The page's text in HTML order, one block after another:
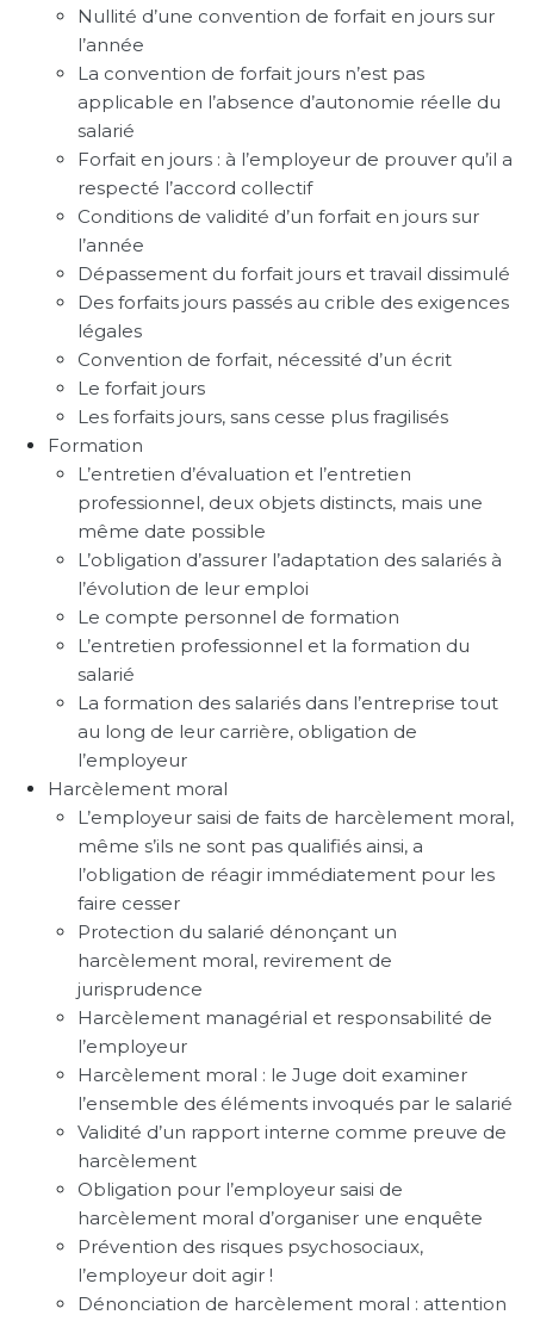
Nullité d’une convention de forfait en jours sur
l’année
La convention de forfait jours n’est pas
applicable en l’absence d’autonomie réelle du
salarié
Forfait en jours : à l’employeur de prouver qu’il a
respecté l’accord collectif
Conditions de validité d’un forfait en jours sur
l’année
Dépassement du forfait jours et travail dissimulé
Des forfaits jours passés au crible des exigences
légales
Convention de forfait, nécessité d’un écrit
Le forfait jours
Les forfaits jours, sans cesse plus fragilisés
Formation
L’entretien d’évaluation et l’entretien
professionnel, deux objets distincts, mais une
même date possible
L’obligation d’assurer l’adaptation des salariés à
l’évolution de leur emploi
Le compte personnel de formation
L’entretien professionnel et la formation du
salarié
La formation des salariés dans l’entreprise tout
au long de leur carrière, obligation de
l’employeur
Harcèlement moral
L’employeur saisi de faits de harcèlement moral,
même s’ils ne sont pas qualifiés ainsi, a
l’obligation de réagir immédiatement pour les
faire cesser
Protection du salarié dénonçant un
harcèlement moral, revirement de
jurisprudence
Harcèlement managérial et responsabilité de
l’employeur
Harcèlement moral : le Juge doit examiner
l’ensemble des éléments invoqués par le salarié
Validité d’un rapport interne comme preuve de
harcèlement
Obligation pour l’employeur saisi de
harcèlement moral d’organiser une enquête
Prévention des risques psychosociaux,
l’employeur doit agir !
Dénonciation de harcèlement moral : attention